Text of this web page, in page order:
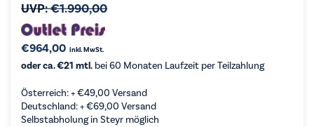
UVP:€1.990,00
€964,00 inkl. MwSt.
oder ca. €21 mtl. bei 60 Monaten Laufzeit per Teilzahlung
Österreich: +€49,00 Versand
Deutschland: +€69,00 Versand
Selbstabholung in Steyr möglich